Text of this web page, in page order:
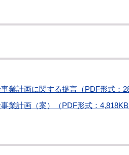
計画に関する提言（PDF形式：
計画（案）（PDF形式：4,818KB